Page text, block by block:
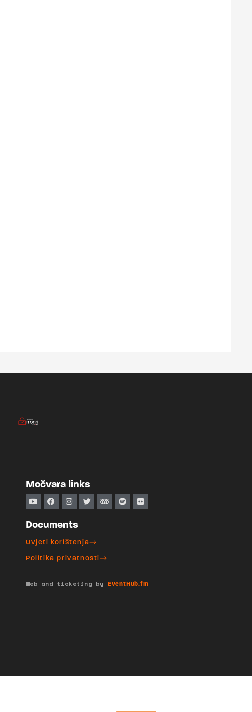
Močvara links
Documents
Uvjeti korištenja
Politika privatnosti
Web and ticketing by EventHub.fm